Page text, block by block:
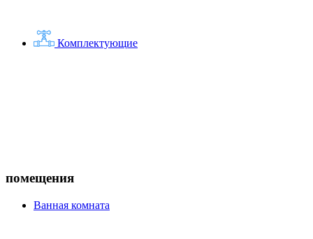
Комплектующие
помещения
Ванная комната